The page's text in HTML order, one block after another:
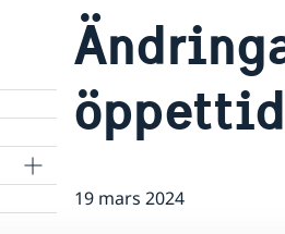
19 mars 2024